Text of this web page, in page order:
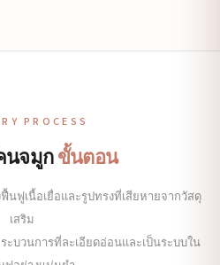
PROCESS
นจมูกขั้นตอน
นฟูเนื้อเยื่อและรูปทรงที่เสียหายจากวัสดุ
เสริม
บวนการที่ละเอียดอ่อนและเป็นระบบใน